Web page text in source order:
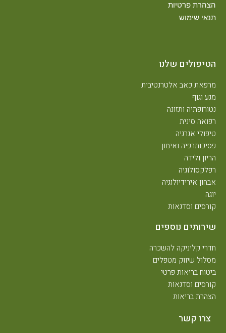
הצהרת פרטיות
תנאי שימוש
הטיפולים שלנו
מרפאת כאב אלטרנטיבית
מגע וגוף
נטורופתיה ותזונה
רפואה סינית
טיפולי אנרגיה
פסיכותרפיה ואימון
הריון ולידה
רפלקסולוגיה
אבחון אירידיולוגיה
יוגה
קורסים וסדנאות
שירותים נוספים
חדרי קליניקה להשכרה
מסלול שיווק מטפלים
ביטוח בריאות פרטי
קורסים וסדנאות
הצהרת בריאות
צרו קשר